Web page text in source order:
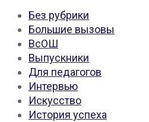
Без рубрики
Большие вызовы
ВсОШ
Выпускники
Для педагогов
Интервью
Искусство
История успеха